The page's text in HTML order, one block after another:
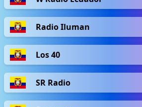
Radio Iluman
Los 40
SR Radio